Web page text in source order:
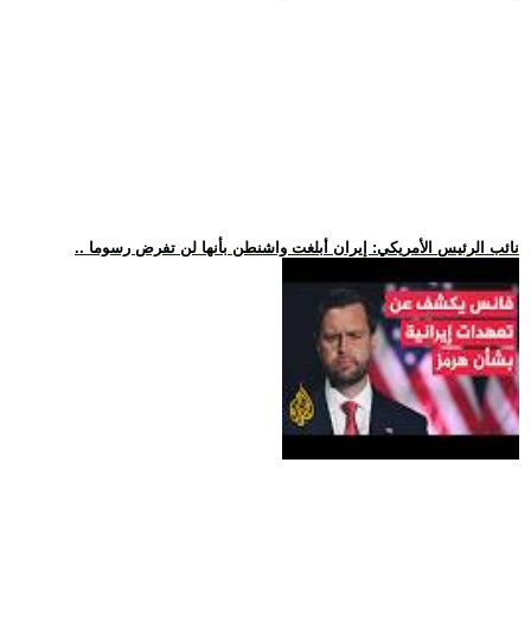
.. نائب الرئيس الأمريكي: إيران أبلغت واشنطن بأنها لن تفرض رسوما